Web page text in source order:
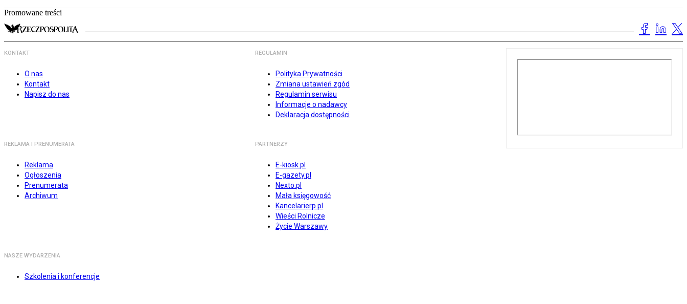
Promowane treści
KONTAKT
O nas
Kontakt
Napisz do nas
REGULAMIN
Polityka Prywatności
Zmiana ustawień zgód
Regulamin serwisu
Informacje o nadawcy
Deklaracja dostępności
REKLAMA I PRENUMERATA
Reklama
Ogłoszenia
Prenumerata
Archiwum
PARTNERZY
E-kiosk.pl
E-gazety.pl
Nexto.pl
Mała księgowość
Kancelarierp.pl
Wieści Rolnicze
Życie Warszawy
NASZE WYDARZENIA
Szkolenia i konferencje